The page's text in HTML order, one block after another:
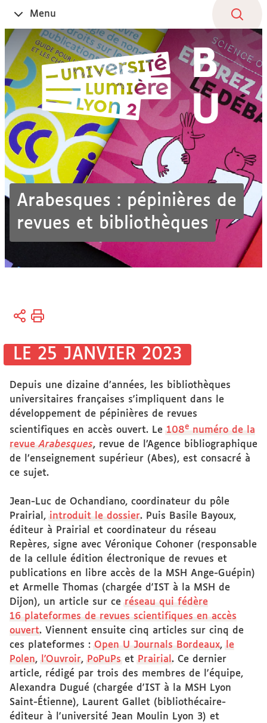
contenu
Ouvrir
le
Menu
Arabesques : pépinières de
revues et bibliothèques
Vous
Accueil
Recherche
LE 25 JANVIER 2023
Depuis une dizaine d’années, les bibliothèques
universitaires françaises s'impliquent dans le
développement de pépinières de revues
scientifiques en accès ouvert. Le 108e numéro de la
revueArabesques, revue de l’Agence bibliographique
de l’enseignement supérieur (Abes), est consacré à
ce sujet.
Jean-Luc de Ochandiano, coordinateur du pôle
Prairial, introduit le dossier. Puis Basile Bayoux,
éditeur à Prairial et coordinateur du réseau
Repères, signe avec Véronique Cohoner (responsable
de la cellule édition électronique de revues et
publications en libre accès de la MSH Ange-Guépin)
et Armelle Thomas (chargée d'IST à la MSH de
Dijon), un article sur ce réseau qui fédère
16 plateformes de revues scientifiques en accès
ouvert. Viennent ensuite cinq articles sur cinq de
ces plateformes : Open U Journals Bordeaux,
le
Polen, l'Ouvroir, PoPuPs et Prairial . Ce dernier
article, rédigé par trois des membres de l'équipe,
Alexandra Dugué (chargée d'IST à la MSH Lyon
Saint-Étienne), Laurent Gallet (bibliothécaire-
éditeur à l'université Jean Moulin Lyon 3) et